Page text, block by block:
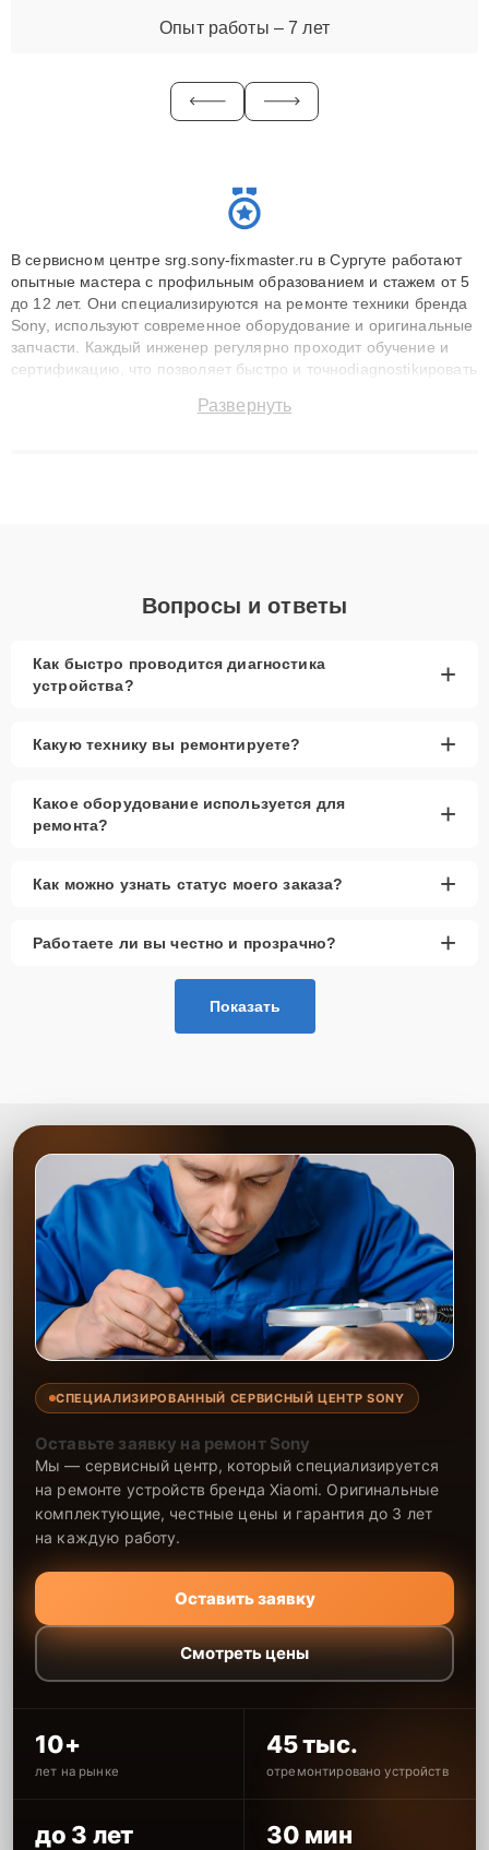
Опыт работы – 7 лет
В сервисном центре srg.sony-fixmaster.ru в Сургуте работают
опытные мастера с профильным образованием и стажем от 5
до 12 лет. Они специализируются на ремонте техники бренда
Sony, используют современное оборудование и оригинальные
запчасти. Каждый инженер регулярно проходит обучение и
сертификацию, что позволяет быстро и точноdiagnostikировать
до 3 лет. Наши мастера решают сложные случаи: от замены
Развернуть
Вопросы и ответы
Как быстро проводится диагностика
устройства?
+
Какую технику вы ремонтируете? +
Какое оборудование используется для
ремонта?
+
Как можно узнать статус моего заказа? +
Работаете ли вы честно и прозрачно? +
Показать
СПЕЦИАЛИЗИРОВАННЫЙ СЕРВИСНЫЙ ЦЕНТР SONY
Оставьте заявку на ремонт Sony
Мы — сервисный центр, который специализируется
на ремонте устройств бренда Xiaomi. Оригинальные
комплектующие, честные цены и гарантия до 3 лет
на каждую работу.
Оставить заявку
Смотреть цены
10+
лет на рынке
45 тыс.
отремонтировано устройств
до 3 лет 30 мин